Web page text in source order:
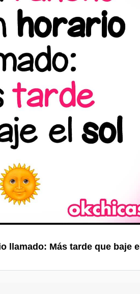
llamado: Más tarde que baje el